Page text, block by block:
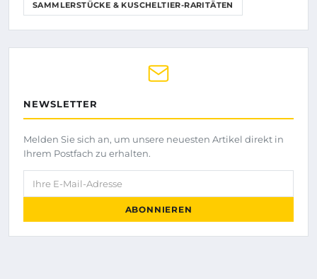
SAMMLERSTÜCKE & KUSCHELTIER-RARITÄTEN
NEWSLETTER
Melden Sie sich an, um unsere neuesten Artikel direkt in
Ihrem Postfach zu erhalten.
Ihre E-Mail-Adresse
ABONNIEREN